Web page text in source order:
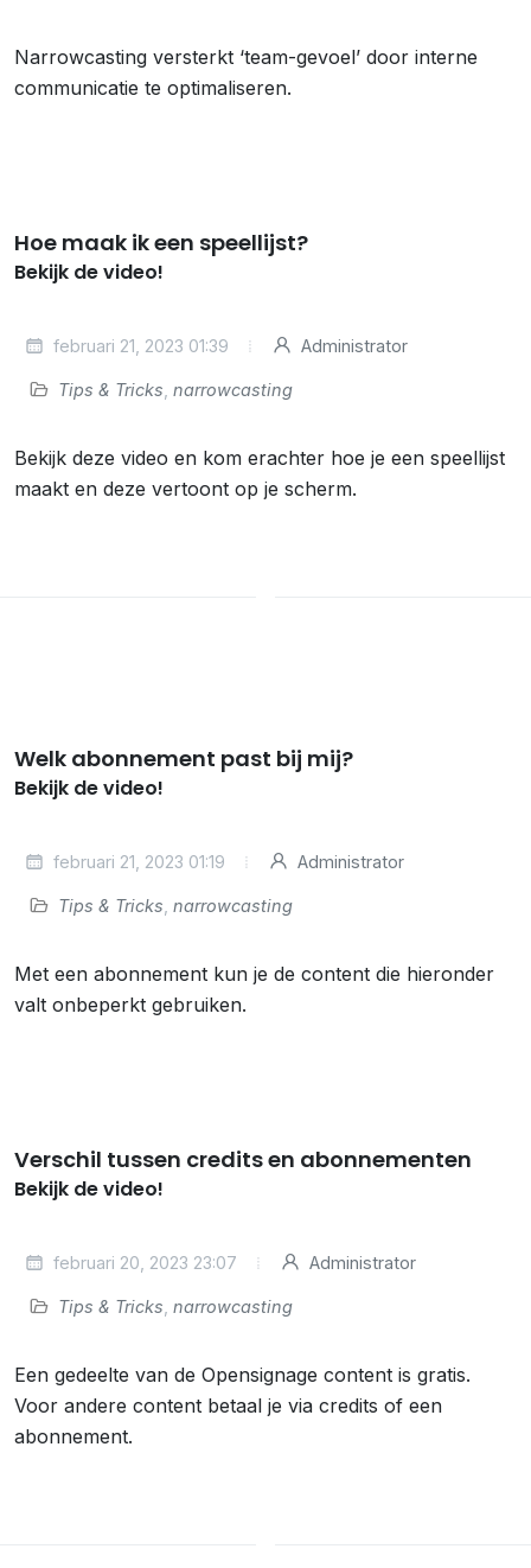
Narrowcasting versterkt ‘team-gevoel’ door interne
communicatie te optimaliseren.
Hoe maak ik een speellijst?
Bekijk de video!
februari 21, 2023 01:39 Administrator
Tips & Tricks narrowcasting
Bekijk deze video en kom erachter hoe je een speellijst
maakt en deze vertoont op je scherm.
Welk abonnement past bij mij?
Bekijk de video!
februari 21, 2023 01:19 Administrator
Tips & Tricks narrowcasting
Met een abonnement kun je de content die hieronder
valt onbeperkt gebruiken.
Verschil tussen credits en abonnementen
Bekijk de video!
februari 20, 2023 23:07 Administrator
Tips & Tricks narrowcasting
Een gedeelte van de Opensignage content is gratis.
Voor andere content betaal je via credits of een
abonnement.